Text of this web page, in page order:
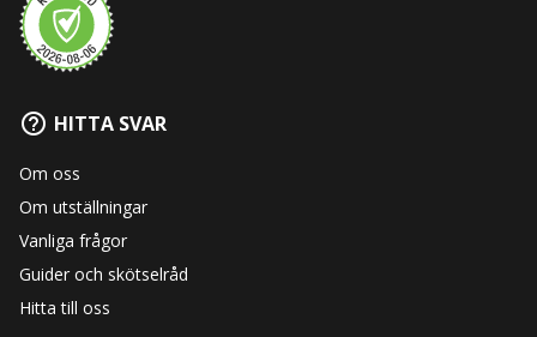
HITTA SVAR
Om oss
Om utställningar
Vanliga frågor
Guider och skötselråd
Hitta till oss